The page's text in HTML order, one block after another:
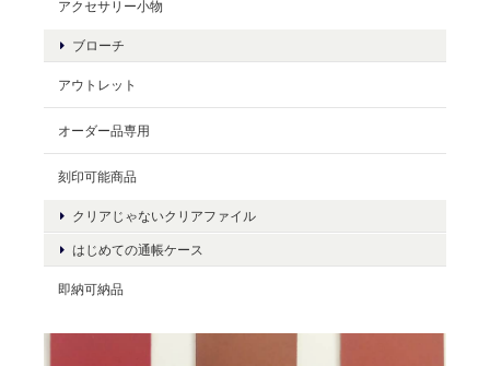
アクセサリー小物
ブローチ
アウトレット
オーダー品専用
刻印可能商品
クリアじゃないクリアファイル
はじめての通帳ケース
即納可納品